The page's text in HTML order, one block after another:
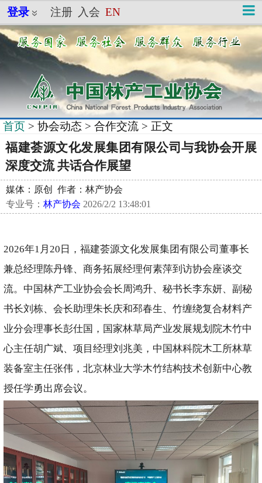
登录 注册 入会 EN
首页 > 协会动态 > 合作交流 > 正文
福建荟源文化发展集团有限公司与我协会开展
深度交流 共话合作展望
媒体：原创 作者：林产协会
专业号： 林产协会 2026/2/2 13:48:01
2026年1月20日，福建荟源文化发展集团有限公司董事长
兼总经理陈丹锋、商务拓展经理何素萍到访协会座谈交
流。中国林产工业协会会长周鸿升、秘书长李东妍、副秘
书长刘栋、会长助理朱长庆和邳春生、竹缠绕复合材料产
业分会理事长彭仕国，国家林草局产业发展规划院木竹中
心主任胡广斌、项目经理刘兆美，中国林科院木工所林草
装备室主任张伟，北京林业大学木竹结构技术创新中心教
授任学勇出席会议。